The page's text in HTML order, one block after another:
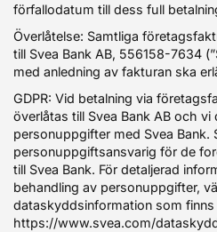
förfallodatum till dess full
Överlåtelse: Samtliga
till Svea Bank AB, 556158-7634
med anledning av fakturan ska
GDPR: Vid betalning via
överlåtas till Svea Bank AB och
personuppgifter med Svea Bank.
personuppgiftsansvarig för de
till Svea Bank. För detaljerad
behandling av personuppgifter,
dataskyddsinformation som finns
https://www.svea.com/